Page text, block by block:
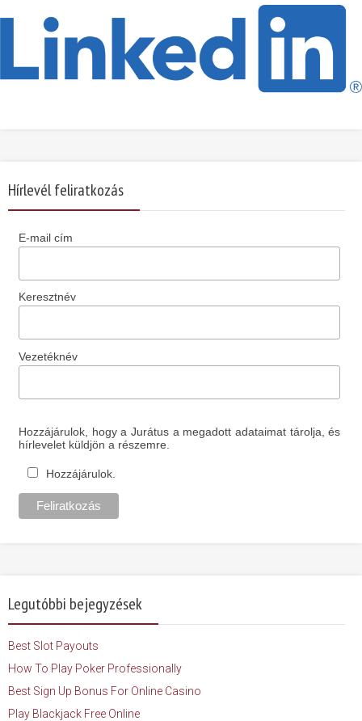
Hírlevél feliratkozás
E-mail cím
Keresztnév
Vezetéknév
Hozzájárulok, hogy a Jurátus a megadott adataimat tárolja, és
hírlevelet küldjön a részemre.
Hozzájárulok.
Legutóbbi bejegyzések
Best Slot Payouts
How To Play Poker Professionally
Best Sign Up Bonus For Online Casino
Play Blackjack Free Online